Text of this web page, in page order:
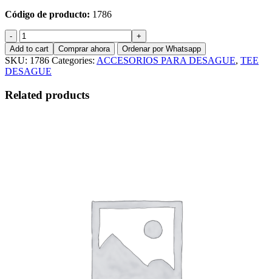
Código de producto: 1786
TEE
DESAGUE
4
x
4
KOPLAST
quantity
Add to cart Comprar ahora Ordenar por Whatsapp
SKU: 1786 Categories: ACCESORIOS PARA DESAGUE, TEE
DESAGUE
Related products